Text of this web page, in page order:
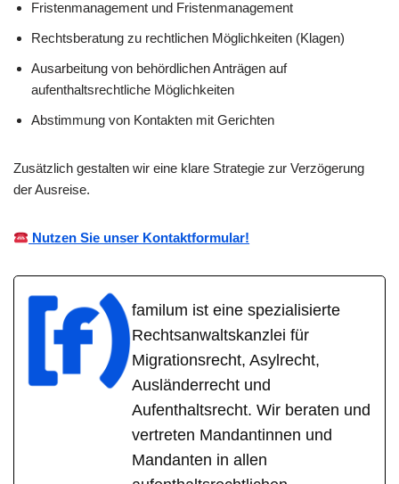
Fristenmanagement und Fristenmanagement
Rechtsberatung zu rechtlichen Möglichkeiten (Klagen)
Ausarbeitung von behördlichen Anträgen auf
aufenthaltsrechtliche Möglichkeiten
Abstimmung von Kontakten mit Gerichten
Zusätzlich gestalten wir eine klare Strategie zur Verzögerung
der Ausreise.
Nutzen Sie unser Kontaktformular!
familum ist eine spezialisierte
Rechtsanwaltskanzlei für
Migrationsrecht, Asylrecht,
Ausländerrecht und
Aufenthaltsrecht. Wir beraten und
vertreten Mandantinnen und
Mandanten in allen